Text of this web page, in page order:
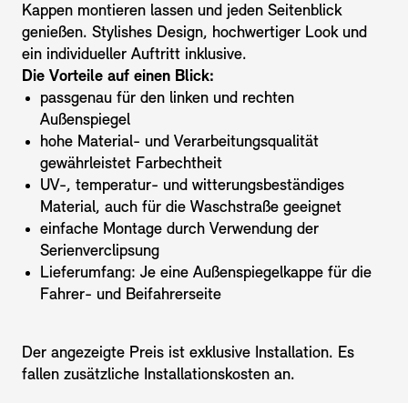
Kappen montieren lassen und jeden Seitenblick
genießen. Stylishes Design, hochwertiger Look und
ein individueller Auftritt inklusive.
Die Vorteile auf einen Blick:
passgenau für den linken und rechten
Außenspiegel
hohe Material- und Verarbeitungsqualität
gewährleistet Farbechtheit
UV-, temperatur- und witterungsbeständiges
Material, auch für die Waschstraße geeignet
einfache Montage durch Verwendung der
Serienverclipsung
Lieferumfang: Je eine Außenspiegelkappe für die
Fahrer- und Beifahrerseite
Der angezeigte Preis ist exklusive Installation. Es
fallen zusätzliche Installationskosten an.